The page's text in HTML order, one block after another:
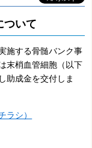
ついて
施する骨髄バンク事
末梢血管細胞（以下
助成金を交付しま
ラシ）